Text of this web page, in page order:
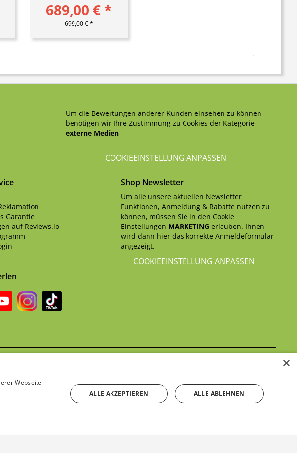
689,00 € *
699,00 € *
Um die Bewertungen anderer Kunden einsehen zu können
benötigen wir Ihre Zustimmung zu Cookies der Kategorie
externe Medien
COOKIEEINSTELLUNG ANPASSEN
Garantie
auf Reviews.io
Shop Newsletter
Um alle unsere aktuellen Newsletter
Funktionen, Anmeldung & Rabatte nutzen zu
können, müssen Sie in den Cookie
Einstellungen MARKETING erlauben. Ihnen
wird dann hier das korrekte Anmeldeformular
angezeigt.
COOKIEEINSTELLUNG ANPASSEN
Kontakt aufnehmen
×
Webseite
ALLE AKZEPTIEREN ALLE ABLEHNEN